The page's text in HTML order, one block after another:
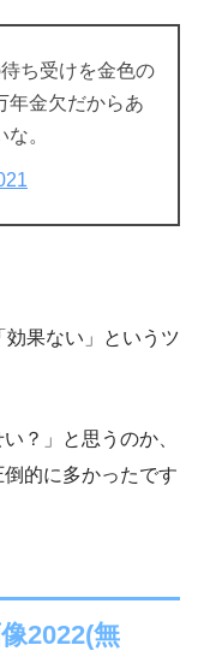
ち受けを金色の
年金欠だからあ
。
果ない」というツ
？」と思うのか、
倒的に多かったです
2022(無